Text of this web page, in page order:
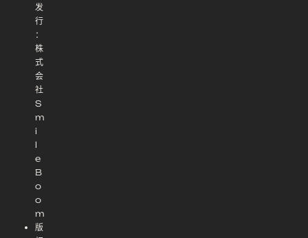
发
行
：
株
式
会
社
S
m
i
l
e
B
o
o
m
版